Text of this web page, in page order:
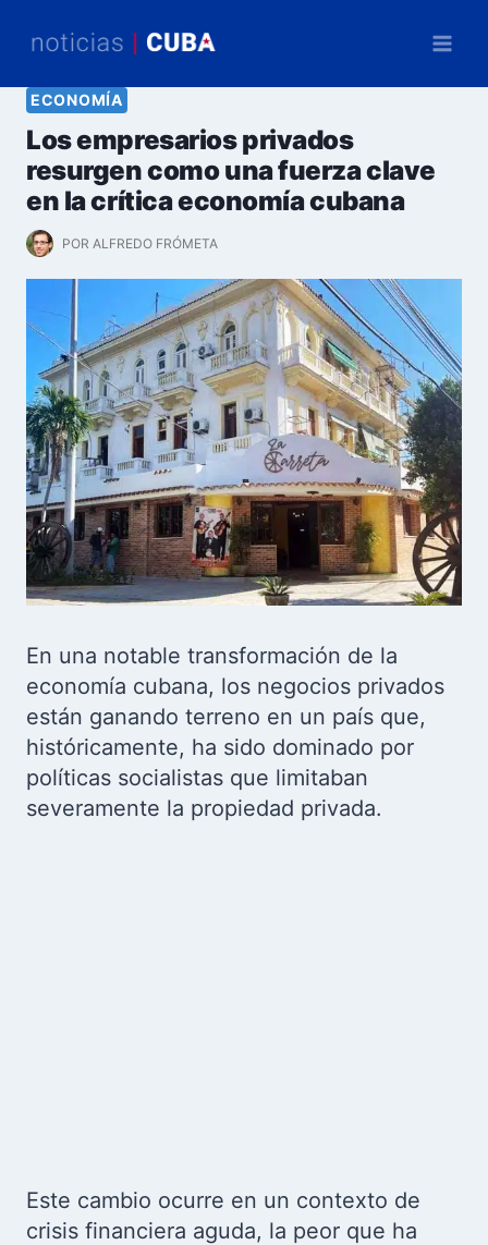
ECONOMÍA
Los empresarios privados
resurgen como una fuerza clave
en la crítica economía cubana
POR ALFREDO FRÓMETA
En una notable transformación de la
economía cubana, los negocios privados
están ganando terreno en un país que,
históricamente, ha sido dominado por
políticas socialistas que limitaban
severamente la propiedad privada.
Este cambio ocurre en un contexto de
crisis financiera aguda, la peor que ha